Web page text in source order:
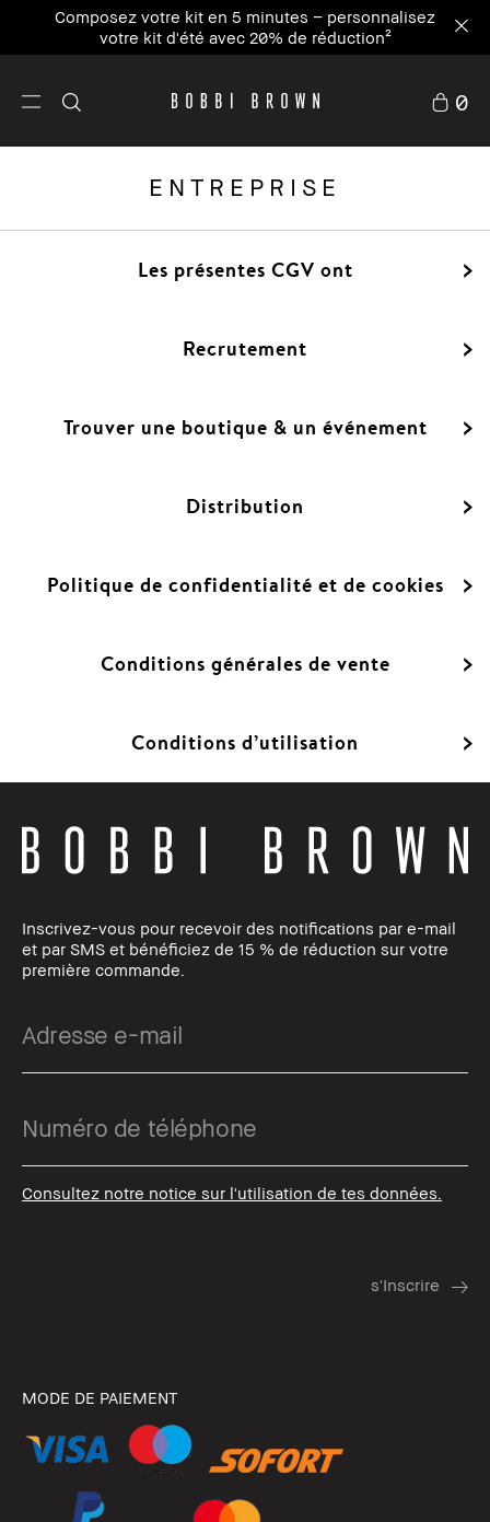
Composez votre kit en 5 minutes – personnalisez
votre kit d'été avec 20% de réduction²
0
ENTREPRISE
Les présentes CGV ont
Recrutement
Trouver une boutique & un événement
Distribution
Politique de confidentialité et de cookies
Conditions générales de vente
Conditions d’utilisation
Inscrivez-vous pour recevoir des notifications par e-mail
et par SMS et bénéficiez de 15 % de réduction sur votre
première commande.
Consultez notre notice sur l'utilisation de tes données.
MODE DE PAIEMENT